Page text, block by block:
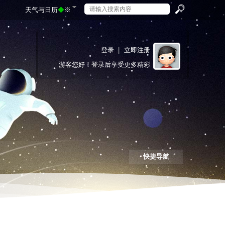
索
天气与日历◆※
登录
立即注册
游客您好！登录后享受更多精彩
快捷导航